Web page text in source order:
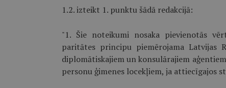
1.2. izteikt 1. punktu šādā redakcijā:
"1. Šie noteikumi nosaka pievienotās
paritātes principu piemērojama Latvijas
diplomātiskajiem un konsulārajiem
personu ģimenes locekļiem, ja attiecīgajos